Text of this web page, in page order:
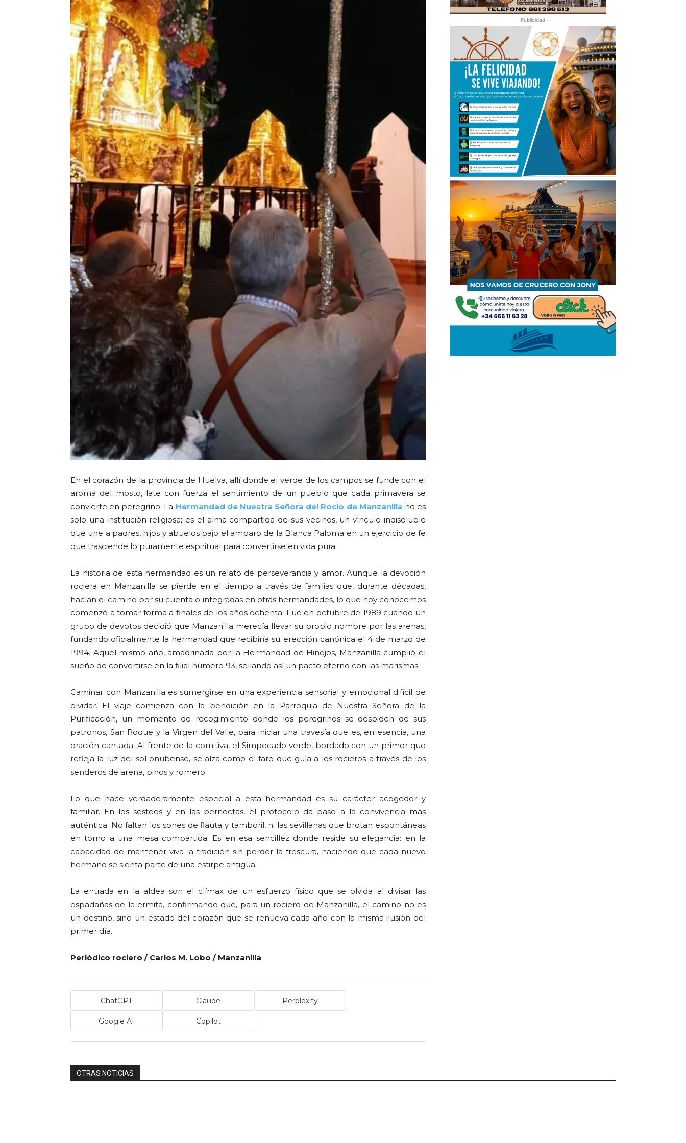
En el corazón de la provincia de Huelva, allí donde el verde de los campos se funde con el
aroma del mosto, late con fuerza el sentimiento de un pueblo que cada primavera se
convierte en peregrino. La Hermandad de Nuestra Señora del Rocío de Manzanilla no es
solo una institución religiosa; es el alma compartida de sus vecinos, un vínculo indisoluble
que une a padres, hijos y abuelos bajo el amparo de la Blanca Paloma en un ejercicio de fe
que trasciende lo puramente espiritual para convertirse en vida pura.
La historia de esta hermandad es un relato de perseverancia y amor. Aunque la devoción
rociera en Manzanilla se pierde en el tiempo a través de familias que, durante décadas,
hacían el camino por su cuenta o integradas en otras hermandades, lo que hoy conocemos
comenzó a tomar forma a finales de los años ochenta. Fue en octubre de 1989 cuando un
grupo de devotos decidió que Manzanilla merecía llevar su propio nombre por las arenas,
fundando oficialmente la hermandad que recibiría su erección canónica el 4 de marzo de
1994. Aquel mismo año, amadrinada por la Hermandad de Hinojos, Manzanilla cumplió el
sueño de convertirse en la filial número 93, sellando así un pacto eterno con las marismas.
Caminar con Manzanilla es sumergirse en una experiencia sensorial y emocional difícil de
olvidar. El viaje comienza con la bendición en la Parroquia de Nuestra Señora de la
Purificación, un momento de recogimiento donde los peregrinos se despiden de sus
patronos, San Roque y la Virgen del Valle, para iniciar una travesía que es, en esencia, una
oración cantada. Al frente de la comitiva, el Simpecado verde, bordado con un primor que
refleja la luz del sol onubense, se alza como el faro que guía a los rocieros a través de los
senderos de arena, pinos y romero.
Lo que hace verdaderamente especial a esta hermandad es su carácter acogedor y
familiar. En los sesteos y en las pernoctas, el protocolo da paso a la convivencia más
auténtica. No faltan los sones de flauta y tamboril, ni las sevillanas que brotan espontáneas
en torno a una mesa compartida. Es en esa sencillez donde reside su elegancia: en la
capacidad de mantener viva la tradición sin perder la frescura, haciendo que cada nuevo
hermano se sienta parte de una estirpe antigua.
La entrada en la aldea son el clímax de un esfuerzo físico que se olvida al divisar las
espadañas de la ermita, confirmando que, para un rociero de Manzanilla, el camino no es
un destino, sino un estado del corazón que se renueva cada año con la misma ilusión del
primer día.
Periódico rociero / Carlos M. Lobo / Manzanilla
ChatGPT Claude Perplexity
Google AI Copilot
- Publicidad -
OTRAS NOTICIAS